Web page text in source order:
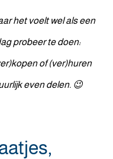
het voelt wel als een
probeer te doen:
of (ver)huren
even delen. 😉